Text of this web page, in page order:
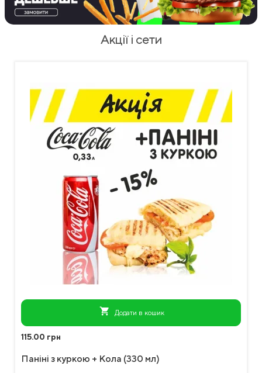
Акції і сети
shopping_cart Додати в кошик
115.00 грн
Паніні з куркою + Кола (330 мл)